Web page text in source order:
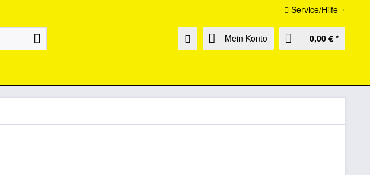
Service/Hilfe
Mein Konto 0,00 € *